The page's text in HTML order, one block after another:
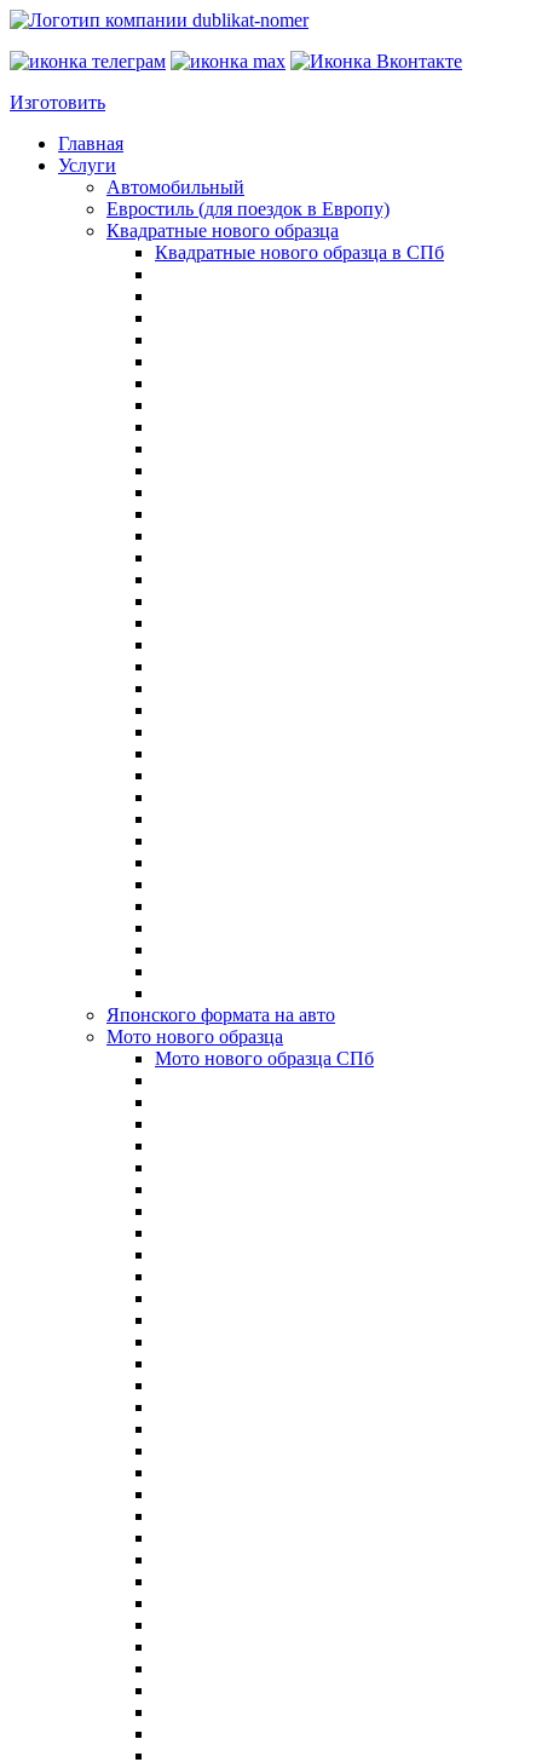
Изготовить
Главная
Услуги
Автомобильный
Евростиль (для поездок в Европу)
Квадратные нового образца
Квадратные нового образца в СПб
Японского формата на авто
Мото нового образца
Мото нового образца СПб